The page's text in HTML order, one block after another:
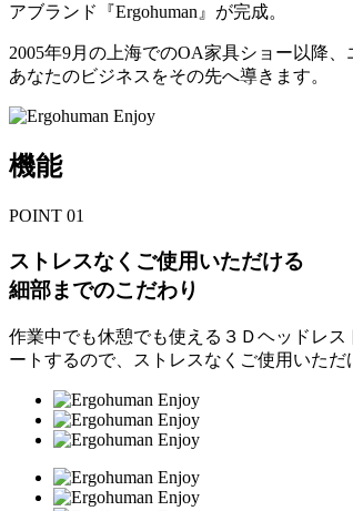
アブランド『Ergohuman』が完成。
2005年9月の上海でのOA家具ショー以降
あなたのビジネスをその先へ導きます。
機能
POINT 01
ストレスなくご使用いただける
細部までのこだわり
作業中でも休憩でも使える３Ｄヘッドレ
ートするので、ストレスなくご使用いた